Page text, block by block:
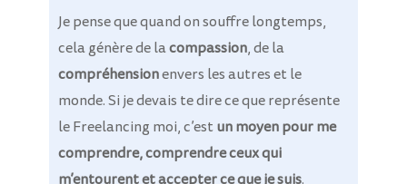
Je pense que quand on souffre longtemps,
cela génère de lacompassion, de la
compréhensionenvers les autres et le
monde. Si je devais te dire ce que représente
le Freelancing moi, c’estun moyen pour me
comprendre, comprendre ceux qui
m’entourent et accepter ce que je suis.